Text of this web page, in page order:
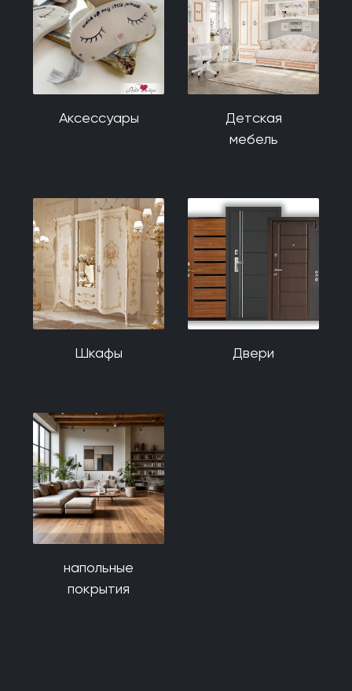
Аксессуары
Детская
мебель
Шкафы Двери
напольные
покрытия